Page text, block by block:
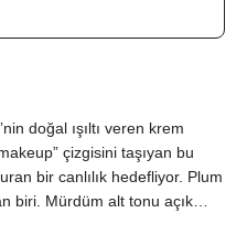
doğal ışıltı veren krem
çizgisini taşıyan bu
bir canlılık hedefliyor. Plum
biri. Mürdüm alt tonu açık